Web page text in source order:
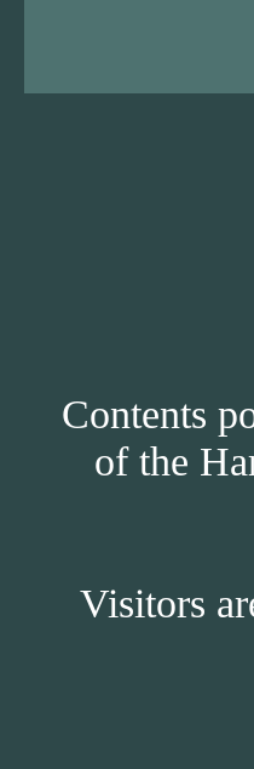
Contents
of the
Visitors